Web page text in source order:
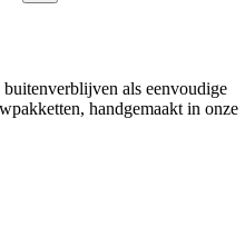
als eenvoudige
handgemaakt in onze